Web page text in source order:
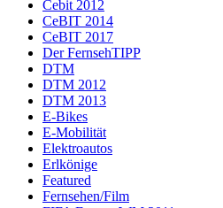
Cebit 2012
CeBIT 2014
CeBIT 2017
Der FernsehTIPP
DTM
DTM 2012
DTM 2013
E-Bikes
E-Mobilität
Elektroautos
Erlkönige
Featured
Fernsehen/Film